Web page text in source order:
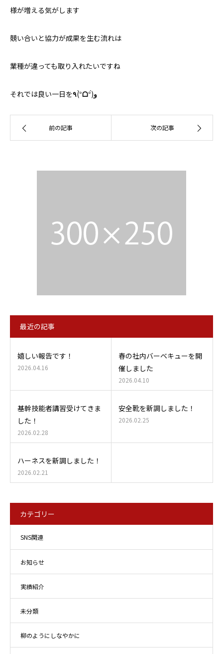
様が増える気がします
競い合いと協力が成果を生む流れは
業種が違っても取り入れたいですね
それでは良い一日を٩(°̀ᗝ°́)و
前の記事 次の記事
最近の記事
嬉しい報告です！
2026.04.16
春の社内バーベキューを開
催しました
2026.04.10
基幹技能者講習受けてきま
した！
2026.02.28
安全靴を新調しました！
2026.02.25
ハーネスを新調しました！
2026.02.21
カテゴリー
SNS関連
お知らせ
実績紹介
未分類
柳のようにしなやかに